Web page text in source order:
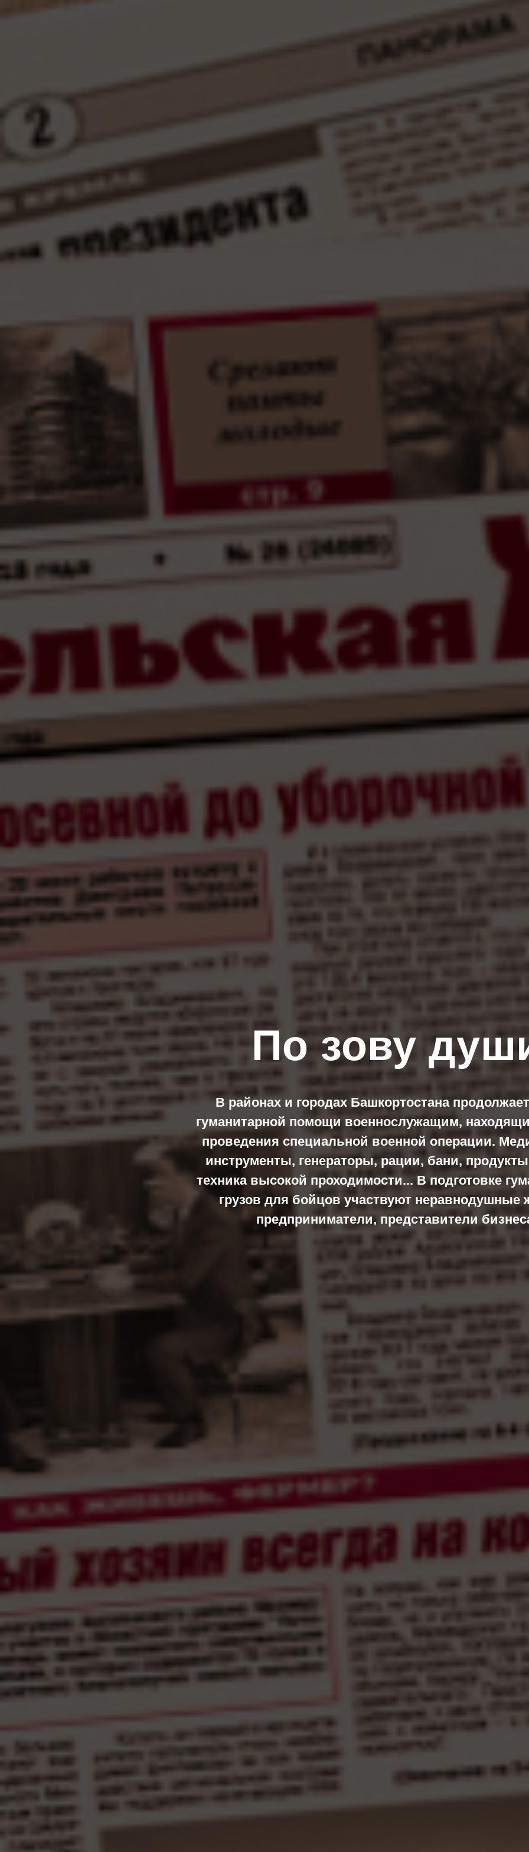
По зову
В районах и городах Башкортостана
гуманитарной помощи военнослужащим,
проведения специальной военной операции.
инструменты, генераторы, рации, бани,
техника высокой проходимости... В подготовке
грузов для бойцов участвуют неравнодушные
предприниматели, представители